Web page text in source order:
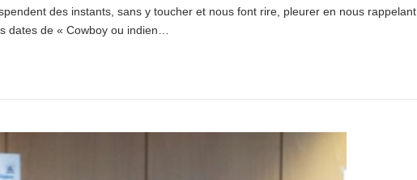
des instants, sans y toucher et nous font rire, pleurer en nous rappelant
dates de « Cowboy ou indien…